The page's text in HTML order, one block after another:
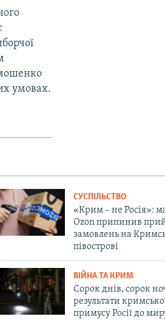
умовах.
СУСПІЛЬСТВО
«Крим – не Росія»:
Ozon припинив
замовлень на
півострові
ВІЙНА ТА КРИМ
Сорок днів, сорок
результати
примусу Росії до